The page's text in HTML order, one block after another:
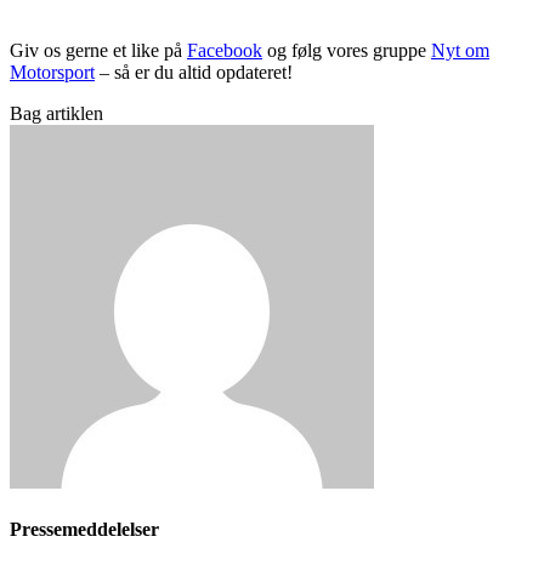
Giv os gerne et like på Facebook og følg vores gruppe Nyt om
Motorsport – så er du altid opdateret!
Bag artiklen
Pressemeddelelser